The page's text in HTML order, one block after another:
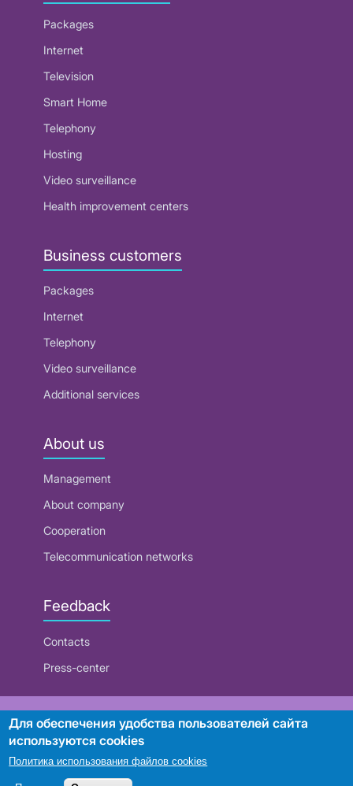
Packages
Internet
Television
Smart Home
Telephony
Hosting
Video surveillance
Health improvement centers
Business customers
Packages
Internet
Telephony
Video surveillance
Additional services
About us
Management
About company
Cooperation
Telecommunication networks
Feedback
Contacts
Press-center
RUE "Beltelecom"
Search
Для обеспечения удобства пользователей сайта
используются cookies
Политика использования файлов cookies